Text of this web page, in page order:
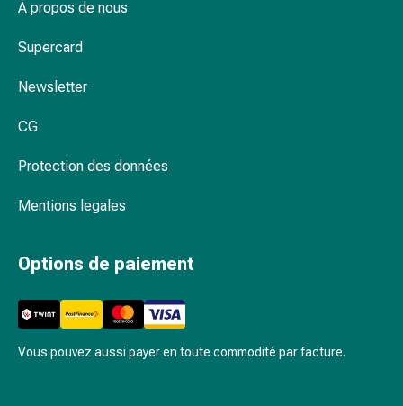
Schüssler
vessie,
urinaires
Troubles
et
la
vessie
Douleurs
hygiéniques : discret et pratique
À propos de nous
Supercard
Newsletter
CG
Protection des données
Mentions legales
Options de paiement
Vous pouvez aussi payer en toute commodité par facture.